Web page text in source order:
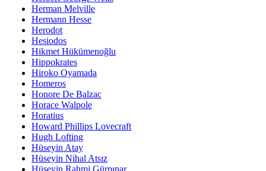
Herman Melville
Hermann Hesse
Herodot
Hesiodos
Hikmet Hükümenoğlu
Hippokrates
Hiroko Oyamada
Homeros
Honore De Balzac
Horace Walpole
Horatius
Howard Phillips Lovecraft
Hugh Lofting
Hüseyin Atay
Hüseyin Nihal Atsız